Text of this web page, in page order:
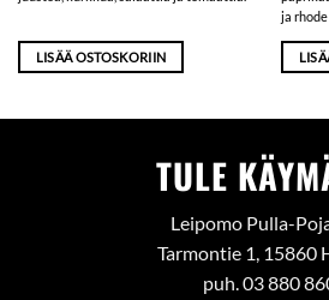
LISÄÄ OSTOSKORIIN
ja rhode
TULE
Leipomo Pulla-
Tarmontie 1, 15860
puh. 03 880